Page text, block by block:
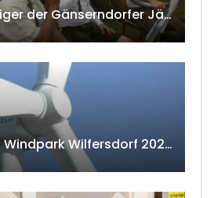
11. Jagdheuriger der Gänserndorfer Jäger 2020 w4tv166
Spatenstich Windpark Wilfersdorf 2023 w4tv177